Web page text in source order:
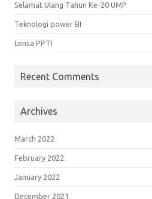
Selamat Ulang Tahun Ke-20 UMP
Teknologi power BI
Lensa PPTI
Recent Comments
Archives
March 2022
February 2022
January 2022
December 2021